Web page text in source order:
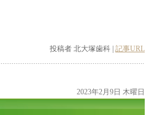
投稿者 北大塚歯科 | 記事URL
2023年2月9日 木曜日